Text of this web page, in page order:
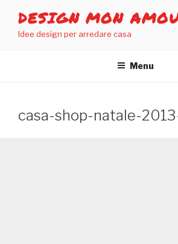
contenuto
DESIGN MON
Idee design per arredare casa
Menu
casa-shop-natale-